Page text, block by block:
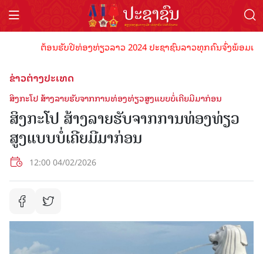
ຕ້ອນຮັບປີທ່ອງທ່ຽວລາວ 2024 ປະຊາຊົນລາວທຸກຄົນຈົ່ງພ້ອມເປັ
ຂ່າວຕ່າງປະເທດ
ສິງກະໂປ ສ້າງລາຍຮັບຈາກການທ່ອງທ່ຽວສູງແບບບໍ່ເຄີຍມີມາກ່ອນ
ສິງກະໂປ ສ້າງລາຍຮັບຈາກການທ່ອງທ່ຽວ
ສູງແບບບໍ່ເຄີຍມີມາກ່ອນ
12:00 04/02/2026